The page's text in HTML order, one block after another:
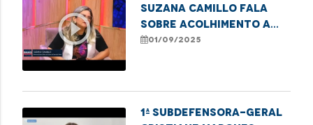
play_circle_outline
Suzana Camillo fala
sobre acolhimento a
mulheres no sistema
01/09/2025
1ª subdefensora-geral